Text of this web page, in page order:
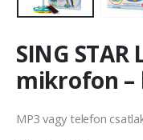
SING
mikrofon –
MP3 vagy telefon